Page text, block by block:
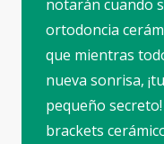
notarán cuando
ortodoncia
que mientras
nueva sonrisa,
pequeño
brackets